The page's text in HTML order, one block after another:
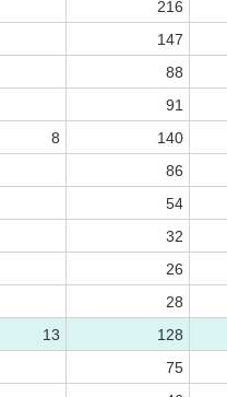
216
147
88
91
8 140
86
54
32
26
28
13 128
75